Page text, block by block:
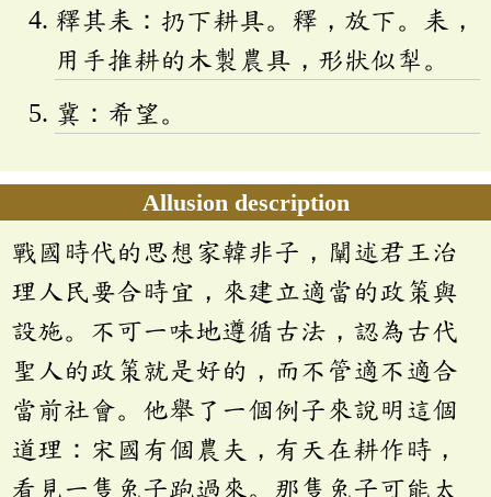
釋其耒：扔下耕具。釋，放下。耒，
用手推耕的木製農具，形狀似犁。
冀：希望。
Allusion description
戰國時代的思想家韓非子，闡述君王治
理人民要合時宜，來建立適當的政策與
設施。不可一味地遵循古法，認為古代
聖人的政策就是好的，而不管適不適合
當前社會。他舉了一個例子來說明這個
道理：宋國有個農夫，有天在耕作時，
看見一隻兔子跑過來。那隻兔子可能太